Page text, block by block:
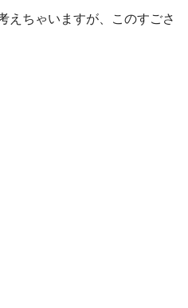
えちゃいますが、このすごさ